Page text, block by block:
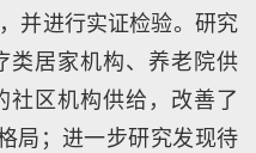
并进行实证检验。研究
类居家机构、养老院供
社区机构供给，改善了
局；进一步研究发现待